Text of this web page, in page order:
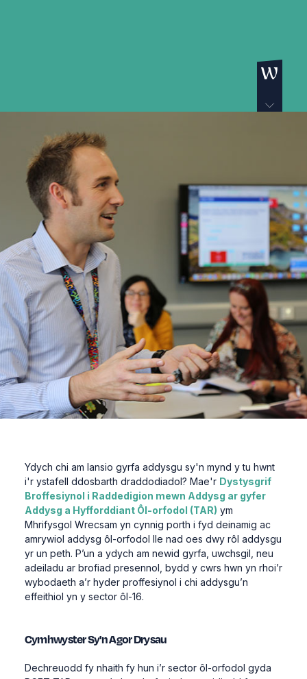
Ydych chi am lansio gyrfa addysgu sy'n mynd ytu hwnt
i'r ystafell ddosbarth draddodiadol? Mae'r Dystysgrif
Broffesiynol i Raddedigion mewn Addysg ar gyfer
Addysg a Hyfforddiant Ôl-orfodol (TAR) ym
Mhrifysgol Wrecsam yn cynnig porth i fyd deinamig ac
amrywiol addysg ôl-orfodol lle nad oes dwy rôl addysgu
yr un peth. P’un a ydych am newid gyrfa uwchsgil , neu
adeiladu ar brofiad presennol bydd y cwrs hwn yn rhoi’r
wybodaeth a’r hyder proffesiynol i chi addysgu’n
effeithiol yn y sector ôl-16.
CymhwysterSy'nAgorDrysau
Dechreuodd fy nhaith fy hun i’rsector ôl-orfodol gyda